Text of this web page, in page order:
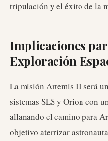
tripulación y el éxito de la
Implicaciones
Exploración
La misión Artemis II será
sistemas SLS y Orion con
allanando el camino para
objetivo aterrizar